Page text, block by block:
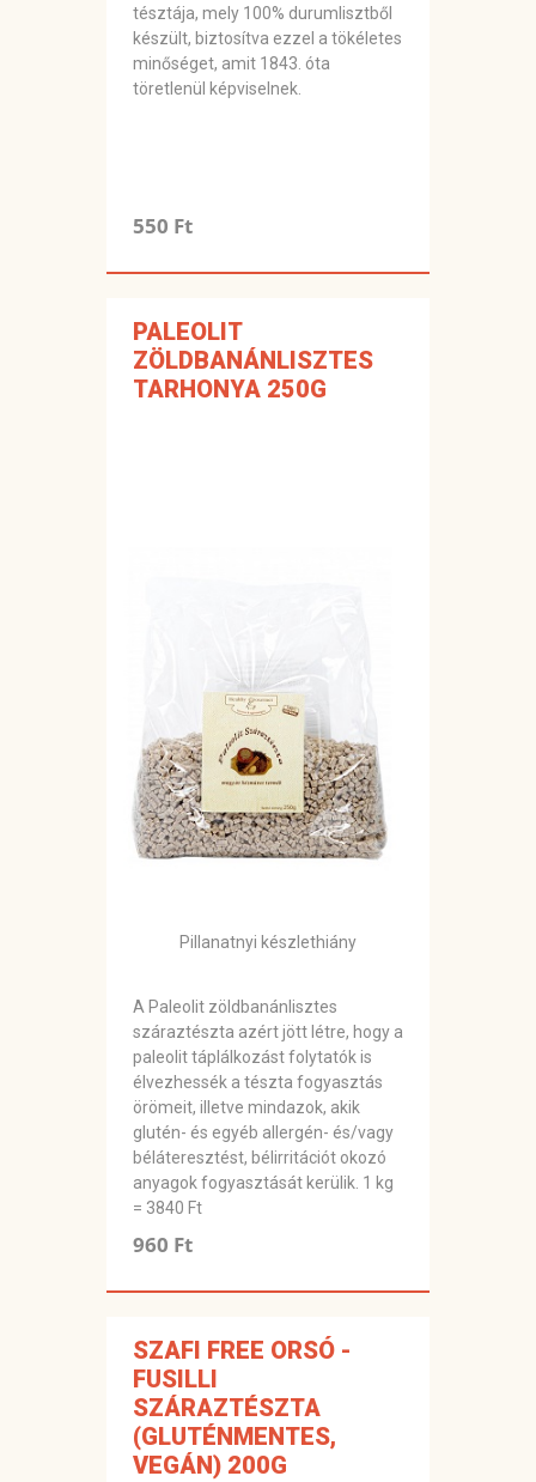
tésztája, mely 100% durumlisztből
készült, biztosítva ezzel a tökéletes
minőséget, amit 1843. óta
töretlenül képviselnek.
550 Ft
PALEOLIT
ZÖLDBANÁNLISZTES
TARHONYA 250G
Pillanatnyi készlethiány
A Paleolit zöldbanánlisztes
száraztészta azért jött létre, hogy a
paleolit táplálkozást folytatók is
élvezhessék a tészta fogyasztás
örömeit, illetve mindazok, akik
glutén- és egyéb allergén- és/vagy
béláteresztést, bélirritációt okozó
anyagok fogyasztását kerülik. 1 kg
= 3840 Ft
960 Ft
SZAFI FREE ORSÓ -
FUSILLI
SZÁRAZTÉSZTA
(GLUTÉNMENTES,
VEGÁN) 200G